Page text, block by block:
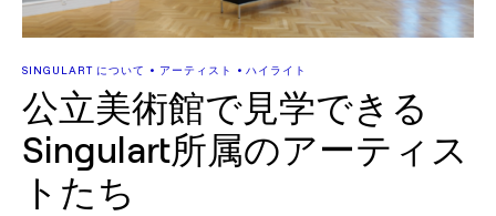
SINGULART について • アーティスト •ハイライト
公立美術館で見学できる
Singulart所属のアーティス
トたち